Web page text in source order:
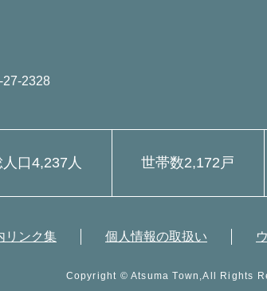
2328
口4,237人 世帯数2,172戸
リンク集 個人情報の取扱い
Copyright © Atsuma Town,All Rights